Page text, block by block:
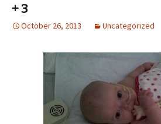
+ 3
October 26, 2013 Uncategorized